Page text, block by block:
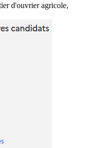
d'ouvrier agricole,